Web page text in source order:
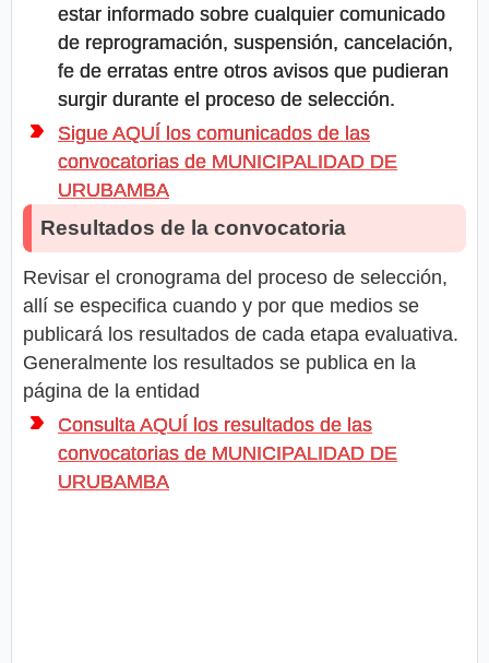
estar informado sobre cualquier comunicado
de reprogramación, suspensión, cancelación,
fe de erratas entre otros avisos que pudieran
surgir durante el proceso de selección.
Sigue AQUÍ los comunicados de las
convocatorias de MUNICIPALIDAD DE
URUBAMBA
Resultados de la convocatoria
Revisar el cronograma del proceso de selección,
allí se especifica cuando y por que medios se
publicará los resultados de cada etapa evaluativa.
Generalmente los resultados se publica en la
página de la entidad
Consulta AQUÍ los resultados de las
convocatorias de MUNICIPALIDAD DE
URUBAMBA